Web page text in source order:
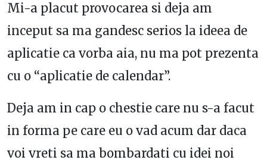
Mi-a placut provocarea si deja am
inceput sa ma gandesc serios la ideea de
aplicatie ca vorba aia, nu ma pot prezenta
cu o “aplicatie de calendar”.
Deja am in cap o chestie care nu s-a facut
in forma pe care eu o vad acum dar daca
voi vreti sa ma bombardati cu idei noi